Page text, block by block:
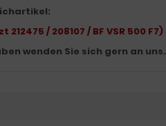
/ 208107 / BF VSR 500 F7)
wenden Sie sich gern an uns.